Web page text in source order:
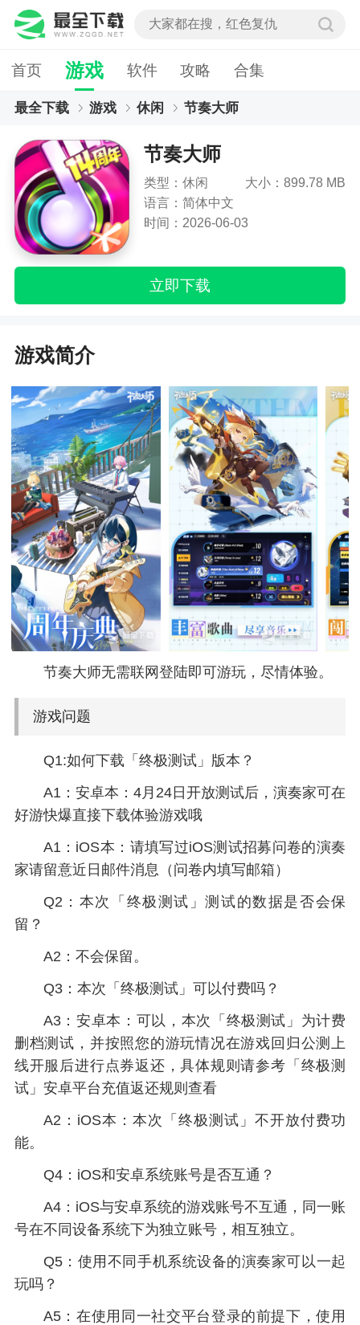
首页 游戏 软件 攻略 合集
最全下载 游戏 休闲 节奏大师
节奏大师
类型：休闲
大小：899.78 MB
语言：简体中文
时间：2026-06-03
立即下载
游戏简介
节奏大师无需联网登陆即可游玩，尽情体验。
游戏问题
Q1:如何下载「终极测试」版本？
A1：安卓本：4月24日开放测试后，演奏家可在
好游快爆直接下载体验游戏哦
A1：iOS本：请填写过iOS测试招募问卷的演奏
家请留意近日邮件消息（问卷内填写邮箱）
Q2：本次「终极测试」测试的数据是否会保
留？
A2：不会保留。
Q3：本次「终极测试」可以付费吗？
A3：安卓本：可以，本次「终极测试」为计费
删档测试，并按照您的游玩情况在游戏回归公测上
线开服后进行点券返还，具体规则请参考「终极测
试」安卓平台充值返还规则查看
A2：iOS本：本次「终极测试」不开放付费功
能。
Q4：iOS和安卓系统账号是否互通？
A4：iOS与安卓系统的游戏账号不互通，同一账
号在不同设备系统下为独立账号，相互独立。
Q5：使用不同手机系统设备的演奏家可以一起
玩吗？
A5：在使用同一社交平台登录的前提下，使用